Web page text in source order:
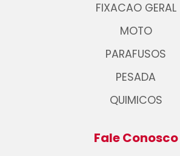
FIXACAO GERAL
MOTO
PARAFUSOS
PESADA
QUIMICOS
Fale Conosco